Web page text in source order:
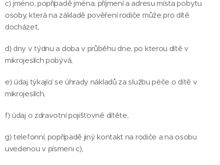
c) jméno, popřípadě jména, příjmení a adresu místa pobytu
osoby, která na základě pověření rodiče může pro dítě
docházet,
d) dny v týdnu a doba v průběhu dne, po kterou dítě v
mikrojeslích pobývá,
e) údaj týkající se úhrady nákladů za službu péče o dítě v
mikrojeslích,
f) údaj o zdravotní pojišťovně dítěte,
g) telefonní, popřípadě jiný kontakt na rodiče a na osobu
uvedenou v písmeni c),